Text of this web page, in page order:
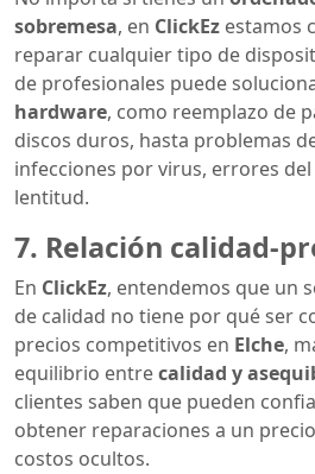
sobremesa, en ClickEz estamos
reparar cualquier tipo de
de profesionales puede
hardware, como reemplazo de
discos duros, hasta problemas
infecciones por virus, errores
lentitud.
7. Relación calidad-
En ClickEz, entendemos que un
de calidad no tiene por qué ser
precios competitivos en Elche,
equilibrio entrecalidad y
clientes saben que pueden
obtener reparaciones a un
costos ocultos.